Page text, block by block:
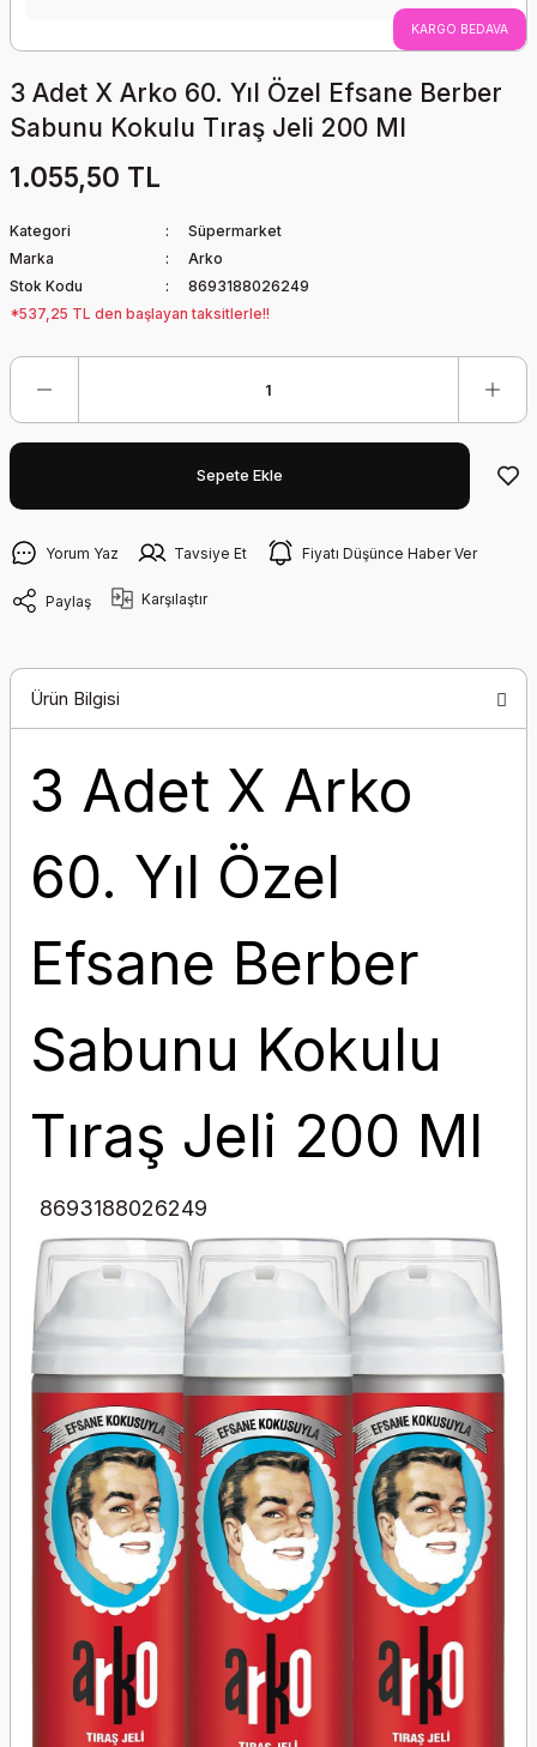
KARGO BEDAVA
3 Adet X Arko 60. Yıl Özel Efsane Berber
Sabunu Kokulu Tıraş Jeli 200 Ml
1.055,50 TL
Kategori
Süpermarket
Marka
Arko
Stok Kodu
8693188026249
*537,25 TL den başlayan taksitlerle!!
Sepete Ekle
Yorum Yaz Tavsiye Et Fiyatı Düşünce Haber Ver
Paylaş Karşılaştır
Ürün Bilgisi
3 Adet X Arko
60. Yıl Özel
Efsane Berber
Sabunu Kokulu
Tıraş Jeli 200 Ml
8693188026249